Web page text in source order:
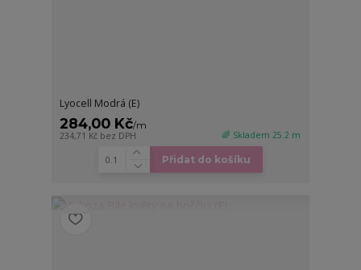
Lyocell Modrá (E)
284,00 Kč/m
234,71 Kč bez DPH 🌈 Skladem 25.2 m
Přidat do košíku